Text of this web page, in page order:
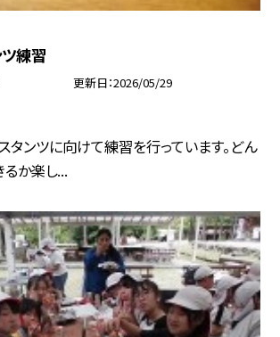
練習
更新日 2026/05/29
タンツに向けて練習を行っています。どん
か楽し...